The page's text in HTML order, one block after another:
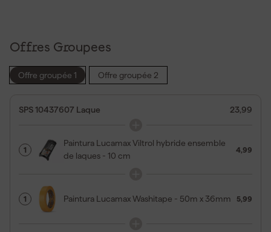
Offres Groupees
Offre groupée 1 Offre groupée 2
SPS 10437607 Laque 23,99
1
Paintura Lucamax Viltrol hybride ensemble
de laques - 10 cm
4,99
1 Paintura Lucamax Washitape - 50m x 36mm 5,99